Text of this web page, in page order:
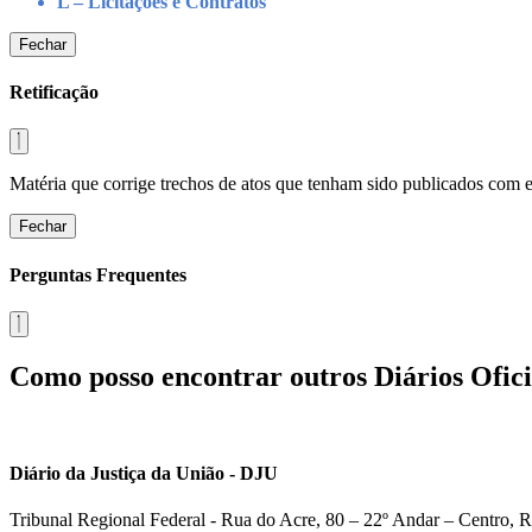
Fechar
Retificação
Matéria que corrige trechos de atos que tenham sido publicados
Fechar
Perguntas Frequentes
Como posso encontrar outros Diários
Diário da Justiça da União - DJU
Tribunal Regional Federal - Rua do Acre, 80 – 22º Andar – Centro,